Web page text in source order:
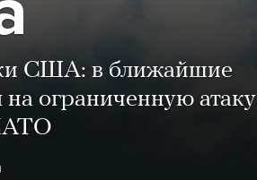
США: в ближайшие
ограниченную атаку